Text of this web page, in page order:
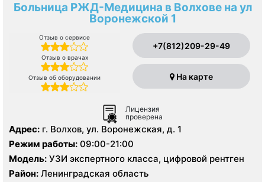
Больница РЖД-Медицина в Волхове на ул
Воронежской 1
Отзыв о сервисе
Отзыв о врачах
Отзыв об оборудовании
+7(812)209-29-49
На карте
Лицензия
проверена
Адрес: г. Волхов, ул. Воронежская, д. 1
Режим работы: 09:00-21:00
Модель: УЗИ экспертного класса, цифровой рентген
Район: Ленинградская область